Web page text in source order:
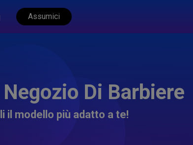
Assumici
Di Barbiere
il modello più adatto a te!